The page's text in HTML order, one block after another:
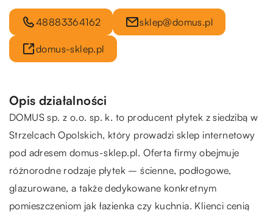
48883364162 sklep@domus.pl
domus-sklep.pl
Opis działalności
DOMUS sp. z o.o. sp. k. to producent płytek z siedzibą w
Strzelcach Opolskich, który prowadzi sklep internetowy
pod adresem domus-sklep.pl. Oferta firmy obejmuje
różnorodne rodzaje płytek – ścienne, podłogowe,
glazurowane, a także dedykowane konkretnym
pomieszczeniom jak łazienka czy kuchnia. Klienci cenią